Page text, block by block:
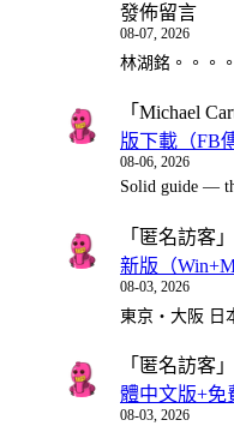
發佈留言
08-07, 2026
林湖銘。。。
「 Michael
版下載（FB
08-06, 2026
Solid guide —
「 匿名訪客
新版（
08-03, 2026
東京・大阪 日
「 匿名訪客
體中文版+免
08-03, 2026